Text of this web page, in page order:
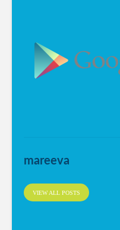
mareeva
VIEW ALL POSTS